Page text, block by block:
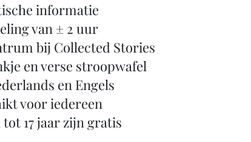
informatie
van ± 2 uur
bij Collected Stories
en verse stroopwafel
en Engels
voor iedereen
17 jaar zijn gratis